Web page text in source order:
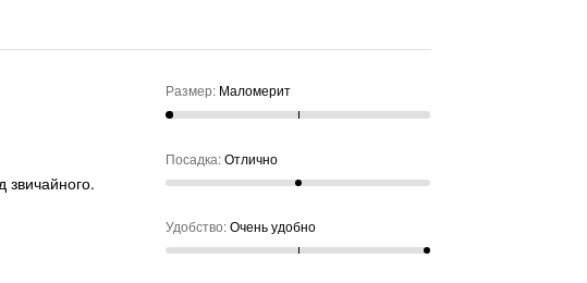
звичайного.
Размер: Маломерит
Посадка:Отлично
Удобство:Очень удобно